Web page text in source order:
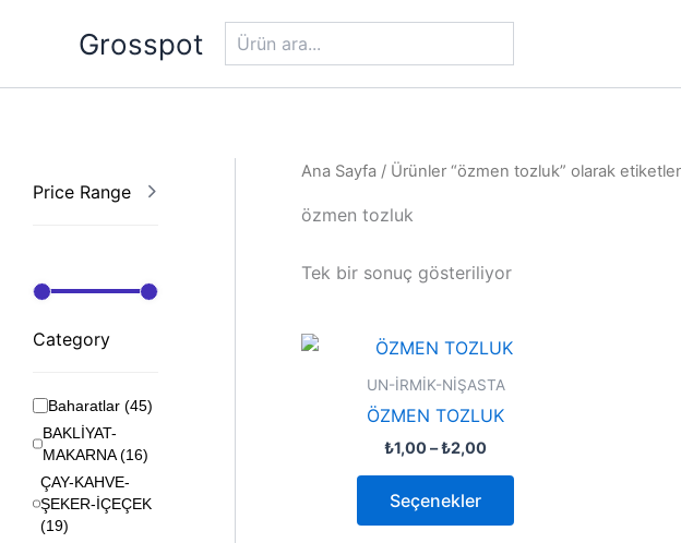
Grosspot
Price Range
Category
Baharatlar (45)
BAKLİYAT-
MAKARNA(16)
ÇAY-KAHVE-
ŞEKER-İÇEÇEK
(19)
Ana Sayfa / Ürünler “özmen tozluk” olarak
özmen tozluk
Tek bir sonuç gösteriliyor
UN-İRMİK-NİŞASTA
ÖZMEN TOZLUK
₺1,00–₺2,00
Fiyat
aralığı:
₺1,00
₺2,00
Seçenekler